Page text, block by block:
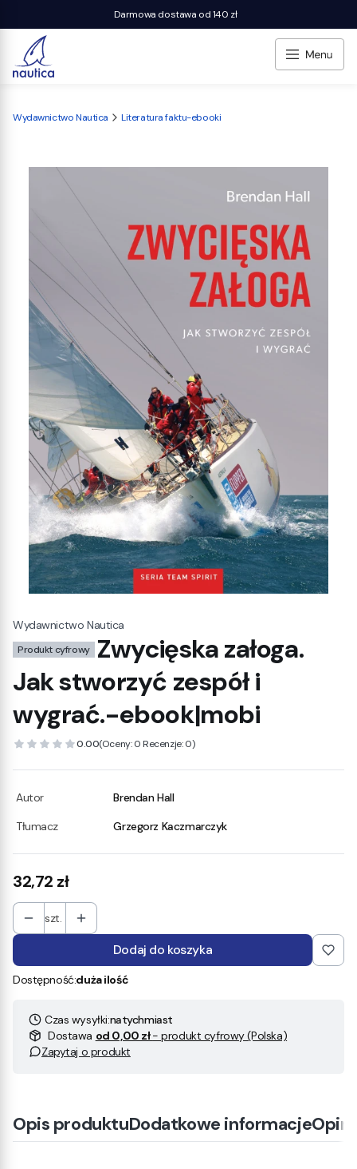
Darmowa dostawa od 140 zł
Wydawnictwo Nautica Literatura faktu-ebooki
Wydawnictwo Nautica
Produkt cyfrowy
Zwycięska załoga.
Jak stworzyć zespół i
wygrać.-ebook|mobi
0.00(Oceny: 0 Recenzje: 0)
Autor
Brendan Hall
Tłumacz
Grzegorz Kaczmarczyk
Cena
32,72 zł
szt.
Dodaj do koszyka
Dostępność:duża ilość
Czas wysyłki:natychmiast
Dostawa od 0,00 zł- produkt cyfrowy (Polska)
Zapytaj o produkt
Opis produktuDodatkowe informacje